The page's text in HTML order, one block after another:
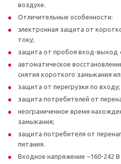
воздухе.
Отличительные особенности:
электронная защита от
току;
защита от пробоя вход-выход
автоматическое
снятия короткого замыкания
защита от перегрузки по входу;
защита потребителей от
неограниченное время
замыкания;
защита потребителя от
питания.
Входное напряжение ~160-242 В